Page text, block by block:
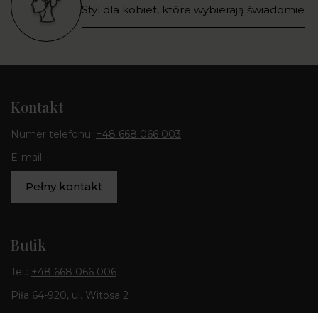
Styl dla kobiet, które wybierają świadomie
Kontakt
Numer telefonu: +48 668 066 003
E-mail:
Pełny kontakt
Butik
Tel.: +48 668 066 006
Piła 64-920, ul. Witosa 2